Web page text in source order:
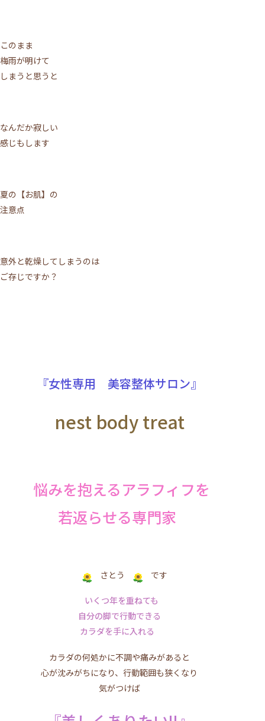
このまま
梅雨が明けて
しまうと思うと
なんだか寂しい
感じもします
夏の【お肌】の
注意点
意外と乾燥してしまうのは
ご存じですか？
『女性専用 美容整体サロン』
nest body treat
悩みを抱えるアラフィフを
若返らせる専門家
さとう です
いくつ年を重ねても
自分の脚で行動できる
カラダを手に入れる
カラダの何処かに不調や痛みがあると
心が沈みがちになり、行動範囲も狭くなり
気がつけば